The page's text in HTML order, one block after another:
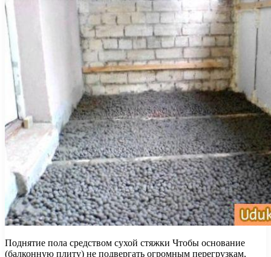
Поднятие пола средством сухой стяжки Чтобы основание
(балконную плиту) не подвергать огромным перегрузкам,